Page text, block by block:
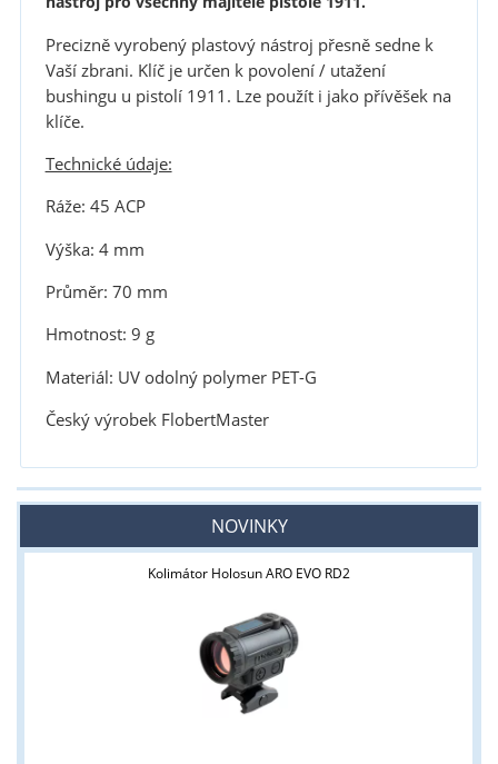
Precizně vyrobený plastový nástroj přesně sedne k
Vaší zbrani. Klíč je určen k povolení / utažení
bushingu u pistolí 1911. Lze použít i jako přívěšek na
klíče.
Technické údaje:
Ráže: 45 ACP
Výška: 4 mm
Průměr: 70 mm
Hmotnost: 9 g
Materiál: UV odolný polymer PET-G
Český výrobek FlobertMaster
NOVINKY
Kolimátor Holosun ARO EVO RD2